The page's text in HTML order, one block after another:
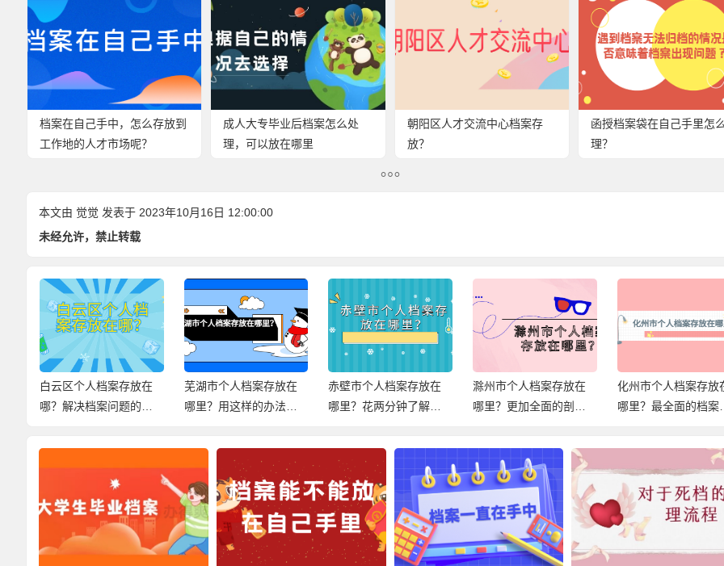
档案在自己手中，怎么存放到
工作地的人才市场呢？
成人大专毕业后档案怎么处
理，可以放在哪里
朝阳区人才交流中心档案存
放？
函授档案袋在自己手里怎
理？
本文由 觉觉 发表于 2023年10月16日 12:00:00
未经允许，禁止转载
白云区个人档案存放在
哪？解决档案问题的小
芜湖市个人档案存放在
哪里？用这样的办法，
赤壁市个人档案存放在
哪里？花两分钟了解档
滁州市个人档案存放在
哪里？更加全面的剖析
化州市个人档案存放
哪里？最全面的档案